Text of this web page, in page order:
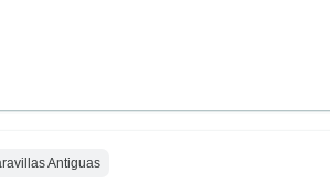
Antiguas